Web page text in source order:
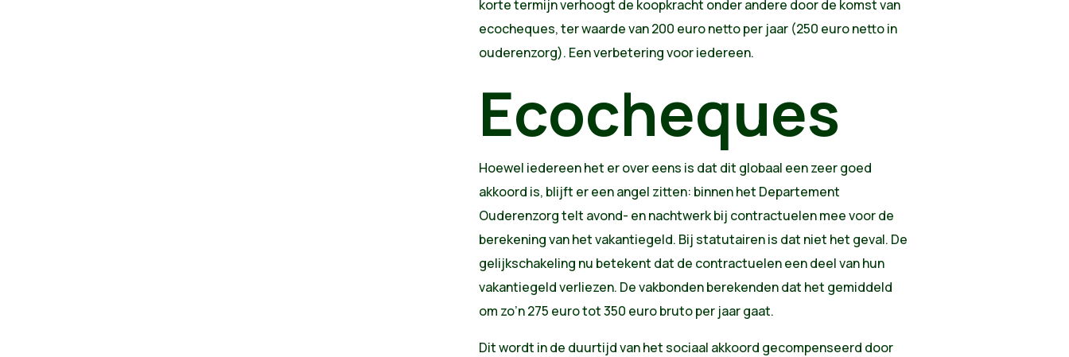
korte termijn verhoogt de koopkracht onder andere door de komst van
ecocheques, ter waarde van 200 euro netto per jaar (250 euro netto in
ouderenzorg). Een verbetering voor iedereen.
Ecocheques
Hoewel iedereen het er over eens is dat dit globaal een zeer goed
akkoord is, blijft er een angel zitten: binnen het Departement
Ouderenzorg telt avond- en nachtwerk bij contractuelen mee voor de
berekening van het vakantiegeld. Bij statutairen is dat niet het geval. De
gelijkschakeling nu betekent dat de contractuelen een deel van hun
vakantiegeld verliezen. De vakbonden berekenden dat het gemiddeld
om zo’n 275 euro tot 350 euro bruto per jaar gaat.
Dit wordt in de duurtijd van het sociaal akkoord gecompenseerd door